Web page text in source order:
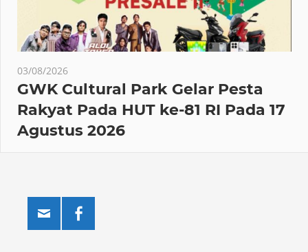
03/08/2026
GWK Cultural Park Gelar Pesta
Rakyat Pada HUT ke-81 RI Pada 17
Agustus 2026